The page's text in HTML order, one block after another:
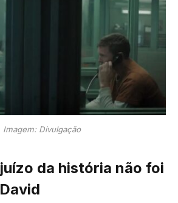
Imagem: Divulgação
da história não foi